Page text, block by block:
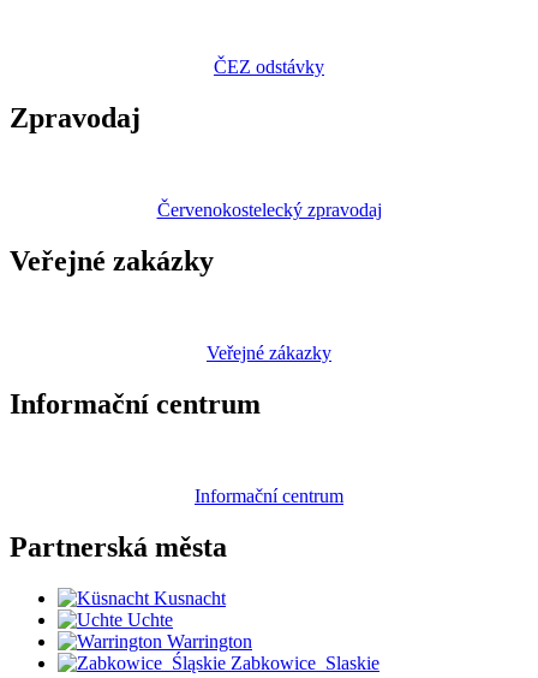
ČEZ odstávky
Zpravodaj
Červenokostelecký zpravodaj
Veřejné zakázky
Veřejné zákazky
Informační centrum
Informační centrum
Partnerská města
Kusnacht
Uchte
Warrington
Zabkowice_Slaskie